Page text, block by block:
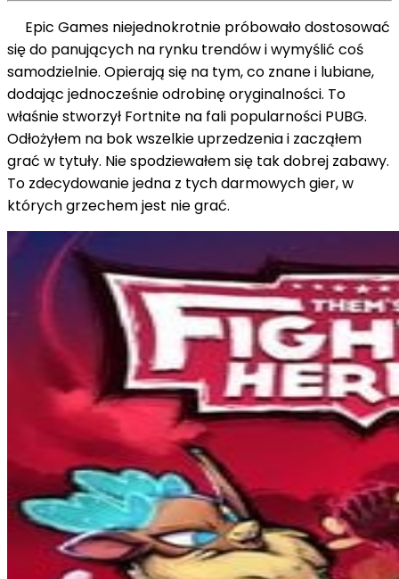
Epic Games niejednokrotnie próbowało dostosować
się do panujących na rynku trendów i wymyślić coś
samodzielnie. Opierają się na tym, co znane i lubiane,
dodając jednocześnie odrobinę oryginalności. To
właśnie stworzył Fortnite na fali popularności PUBG.
Odłożyłem na bok wszelkie uprzedzenia i zacząłem
grać w tytuły. Nie spodziewałem się tak dobrej zabawy.
To zdecydowanie jedna z tych darmowych gier, w
których grzechem jest nie grać.